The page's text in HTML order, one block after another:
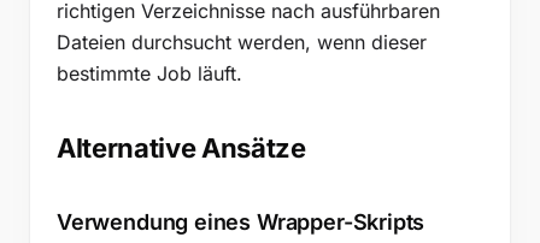
richtigen Verzeichnisse nach ausführbaren
Dateien durchsucht werden, wenn dieser
bestimmte Job läuft.
Alternative Ansätze
Verwendung eines Wrapper-Skripts